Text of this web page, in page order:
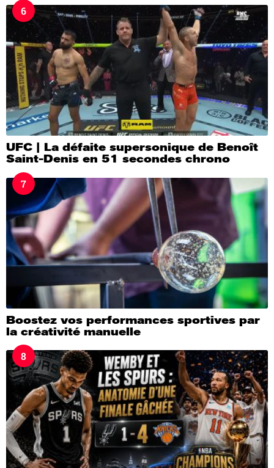
6
UFC | La défaite supersonique de Benoît
Saint-Denis en 51 secondes chrono
7
Boostez vos performances sportives par
la créativité manuelle
8